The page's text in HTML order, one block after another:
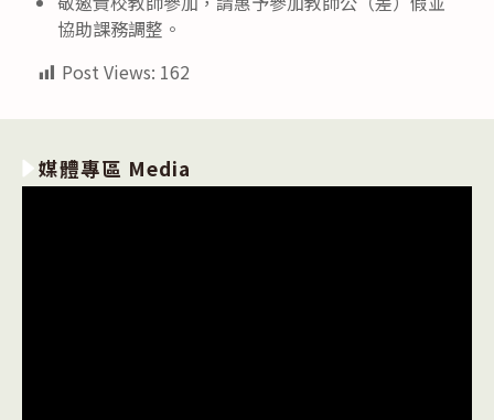
協助課務調整。
Post Views: 162
媒體專區 Media